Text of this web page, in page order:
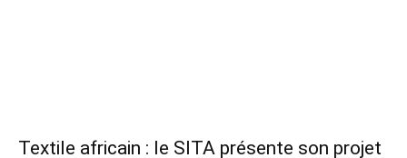
Textile africain : le SITA présente son projet